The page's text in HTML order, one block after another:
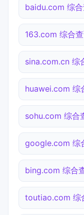
baidu.com 综合
163.com 综合
sina.com.cn 综
huawei.com 综
sohu.com 综合
google.com 综
bing.com 综合
toutiao.com 综